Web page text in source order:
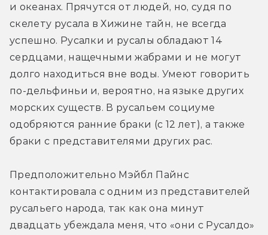
и океанах. Прячутся от людей, но, судя по
скелету русала в Хижине тайн, не всегда
успешно. Русалки и русалы обладают 14
сердцами, нащечными жабрами и не могут
долго находиться вне воды. Умеют говорить
по-дельфиньи и, вероятно, на языке других
морских существ. В русальем социуме
одобряются ранние браки (с 12 лет), а также
браки с представителями других рас.
Предположительно Мэйбл Пайнс
контактировала с одним из представителей
русальего народа, так как она минут
двадцать убеждала меня, что «они с Русалдо»